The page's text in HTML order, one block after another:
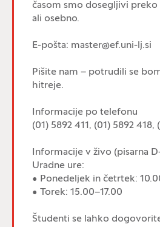
časom smo dosegljivi
ali osebno.
E-pošta: master@ef.uni-lj.si
Pišite nam – potrudili se
hitreje.
Informacije po telefonu
(01) 5892 411, (01) 5892 418,
Informacije v živo (pisarna
Uradne ure:
• Ponedeljek in četrtek:
• Torek: 15.00–17.00
Študenti se lahko